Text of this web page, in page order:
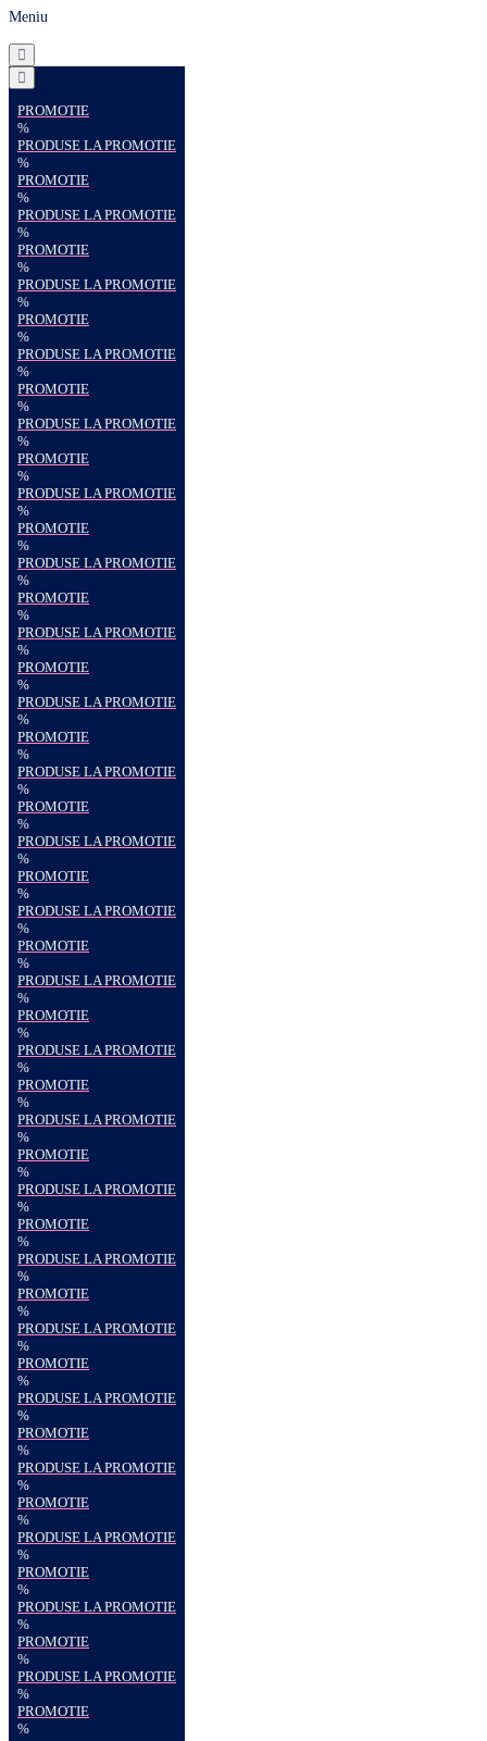
Meniu
PROMOTIE
%
PRODUSE LA PROMOTIE
%
PROMOTIE
%
PRODUSE LA PROMOTIE
%
PROMOTIE
%
PRODUSE LA PROMOTIE
%
PROMOTIE
%
PRODUSE LA PROMOTIE
%
PROMOTIE
%
PRODUSE LA PROMOTIE
%
PROMOTIE
%
PRODUSE LA PROMOTIE
%
PROMOTIE
%
PRODUSE LA PROMOTIE
%
PROMOTIE
%
PRODUSE LA PROMOTIE
%
PROMOTIE
%
PRODUSE LA PROMOTIE
%
PROMOTIE
%
PRODUSE LA PROMOTIE
%
PROMOTIE
%
PRODUSE LA PROMOTIE
%
PROMOTIE
%
PRODUSE LA PROMOTIE
%
PROMOTIE
%
PRODUSE LA PROMOTIE
%
PROMOTIE
%
PRODUSE LA PROMOTIE
%
PROMOTIE
%
PRODUSE LA PROMOTIE
%
PROMOTIE
%
PRODUSE LA PROMOTIE
%
PROMOTIE
%
PRODUSE LA PROMOTIE
%
PROMOTIE
%
PRODUSE LA PROMOTIE
%
PROMOTIE
%
PRODUSE LA PROMOTIE
%
PROMOTIE
%
PRODUSE LA PROMOTIE
%
PROMOTIE
%
PRODUSE LA PROMOTIE
%
PROMOTIE
%
PRODUSE LA PROMOTIE
%
PROMOTIE
%
PRODUSE LA PROMOTIE
%
PROMOTIE
%